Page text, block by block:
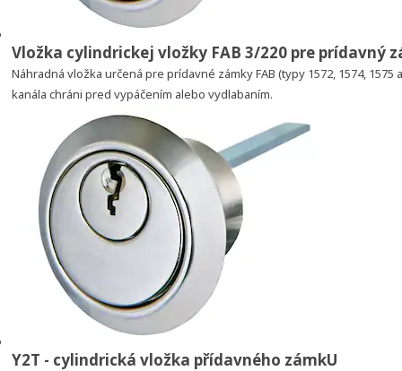
Vložka cylindrickej vložky FAB 3/220 pre prídavný
Náhradná vložka určená pre prídavné zámky FAB (typy 1572, 1574,
kanála chráni pred vypáčením alebo vydlabaním.
Y2T - cylindrická vložka přídavného zámkU